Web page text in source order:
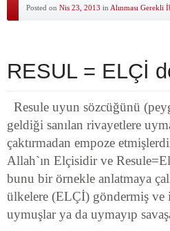
Posted on Nis 23, 2013 in Alınması Gerekli
RESUL = ELÇİ
Resule uyun sözcüğünü
geldiği sanılan rivayetlere
çaktırmadan empoze
Allah`ın Elçisidir ve
bunu bir örnekle anlatmaya
ülkelere (ELÇİ) göndermiş
uymuşlar ya da uymayıp